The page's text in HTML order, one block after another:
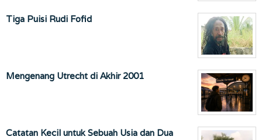
Tiga Puisi Rudi Fofid
Mengenang Utrecht di Akhir 2001
Catatan Kecil untuk Sebuah Usia dan Dua